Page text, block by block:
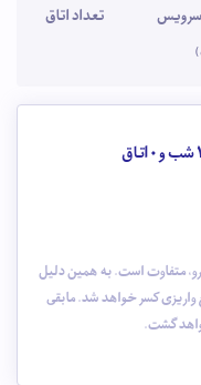
سرویس
تعداد اتاق
0اتاق
متفاوت است. به همین دلیل
واریزی کسر خواهد شد. مابقی
گشت.